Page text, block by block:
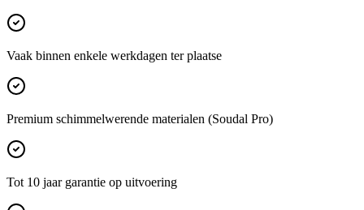
Vaak binnen enkele werkdagen ter plaatse
Premium schimmelwerende materialen (Soudal Pro)
Tot 10 jaar garantie op uitvoering